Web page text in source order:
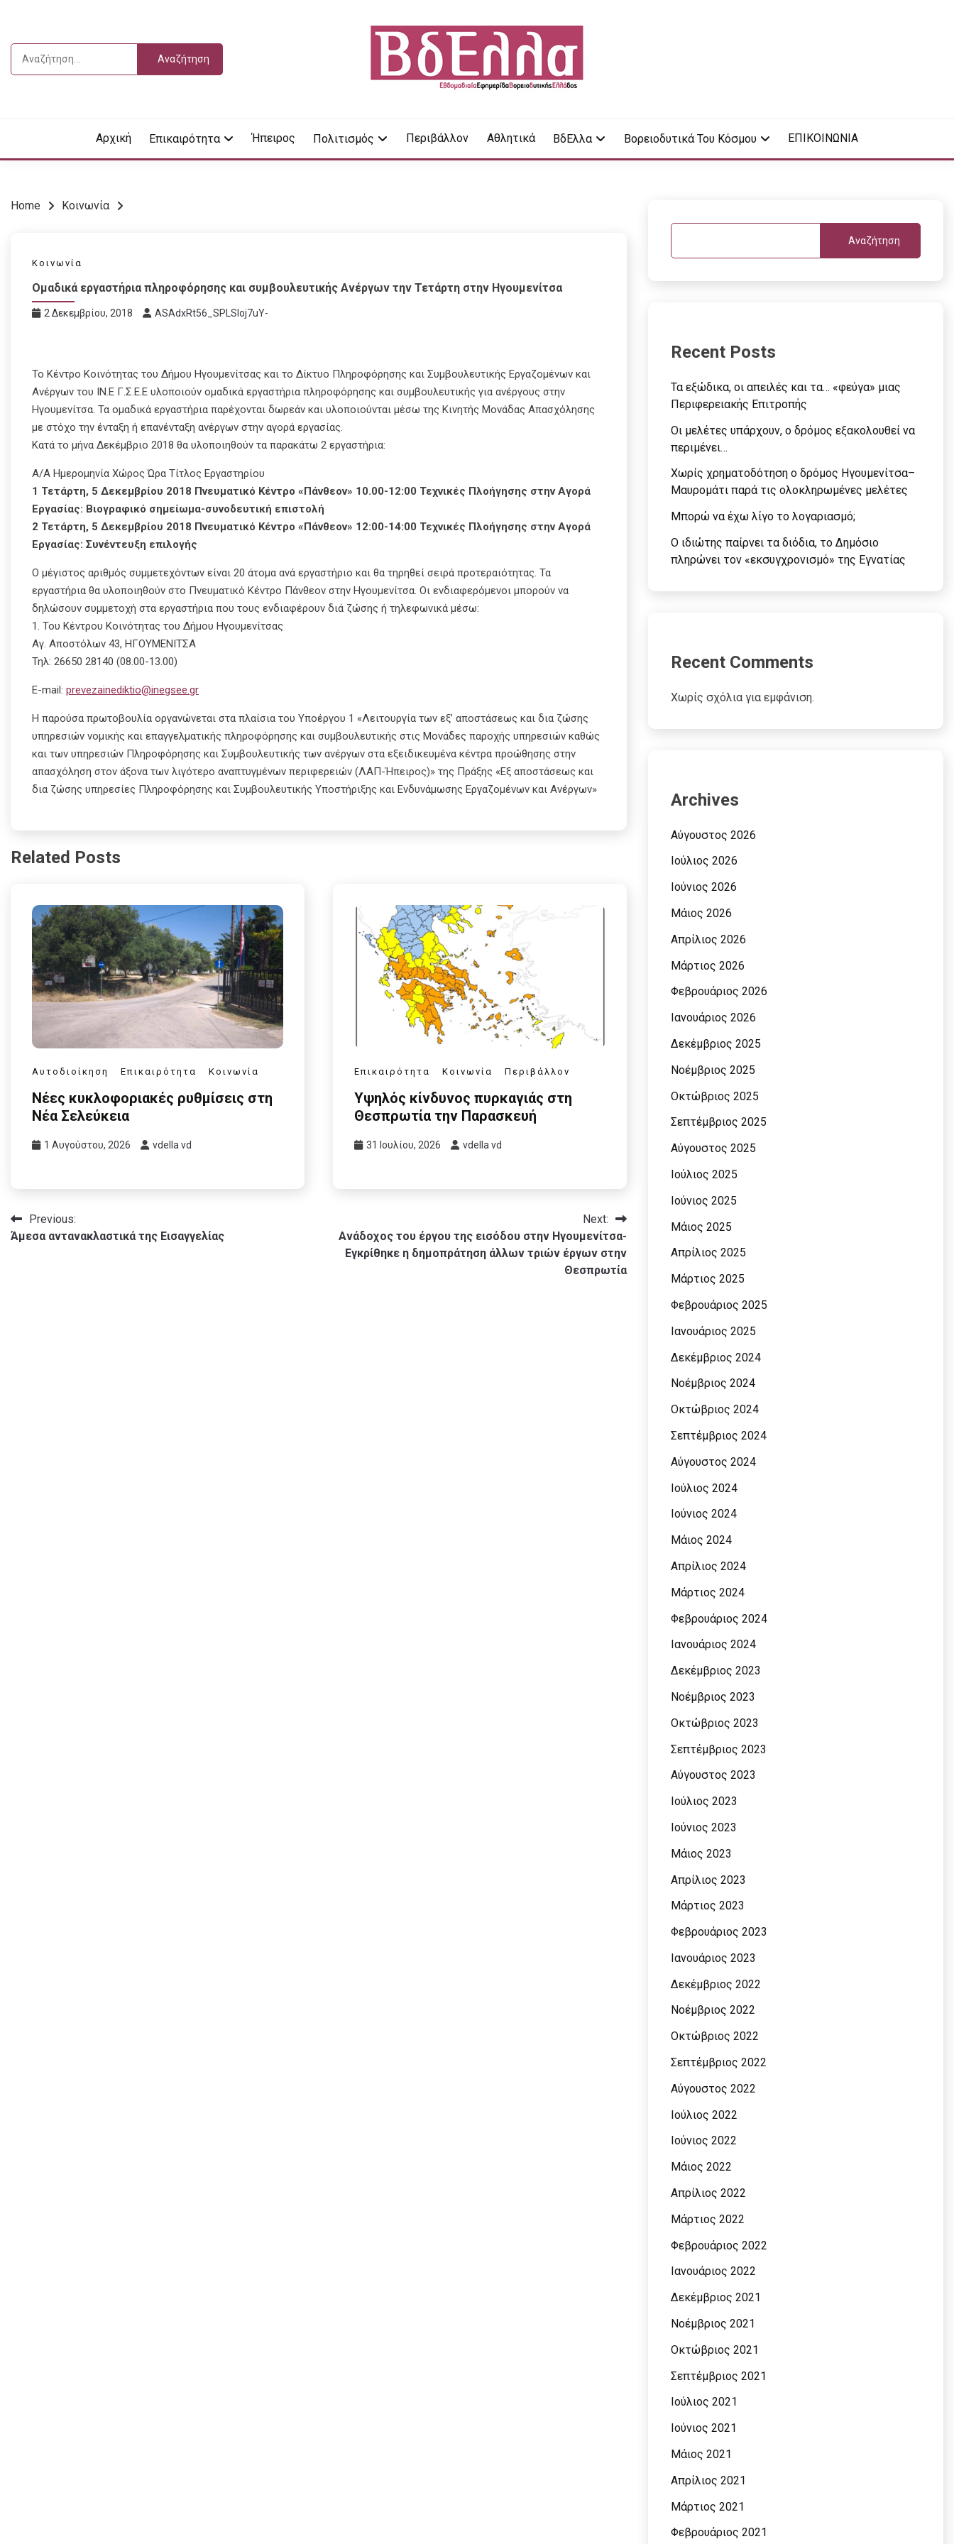
content
Αναζήτηση
Αρχική Επικαιρότητα Ήπειρος Πολιτισμός Περιβάλλον Αθλητικά ΒδΕλλα Βορειοδυτικά Του Κόσμου ΕΠΙΚΟΙΝΩΝΙΑ
Home Κοινωνία
Κοινωνία
Ομαδικά εργαστήρια πληροφόρησης και συμβουλευτικής Ανέργων την Τετάρτη στην Ηγουμενίτσα
2 Δεκεμβρίου, 2018 ASAdxRt56_SPLSIoj7uY-
Το Κέντρο Κοινότητας του Δήμου Ηγουμενίτσας και το Δίκτυο Πληροφόρησης και Συμβουλευτικής Εργαζομένων και
Ανέργων του ΙΝ.Ε Γ.Σ.Ε.Ε υλοποιούν ομαδικά εργαστήρια πληροφόρησης και συμβουλευτικής για ανέργους στην
Ηγουμενίτσα. Τα ομαδικά εργαστήρια παρέχονται δωρεάν και υλοποιούνται μέσω της Κινητής Μονάδας Απασχόλησης
με στόχο την ένταξη ή επανένταξη ανέργων στην αγορά εργασίας.
Κατά το μήνα Δεκέμβριο 2018 θα υλοποιηθούν τα παρακάτω 2 εργαστήρια:
Α/Α Ημερομηνία Χώρος Ώρα Τίτλος Εργαστηρίου
1 Τετάρτη, 5 Δεκεμβρίου 2018 Πνευματικό Κέντρο «Πάνθεον» 10.00-12:00 Τεχνικές Πλοήγησης στην Αγορά
Εργασίας: Βιογραφικό σημείωμα-συνοδευτική επιστολή
2 Τετάρτη, 5 Δεκεμβρίου 2018 Πνευματικό Κέντρο «Πάνθεον» 12:00-14:00 Τεχνικές Πλοήγησης στην Αγορά
Εργασίας: Συνέντευξη επιλογής
Ο μέγιστος αριθμός συμμετεχόντων είναι 20 άτομα ανά εργαστήριο και θα τηρηθεί σειρά προτεραιότητας. Τα
εργαστήρια θα υλοποιηθούν στο Πνευματικό Κέντρο Πάνθεον στην Ηγουμενίτσα. Οι ενδιαφερόμενοι μπορούν να
δηλώσουν συμμετοχή στα εργαστήρια που τους ενδιαφέρουν διά ζώσης ή τηλεφωνικά μέσω:
1. Του Κέντρου Κοινότητας του Δήμου Ηγουμενίτσας
Αγ. Αποστόλων 43, ΗΓΟΥΜΕΝΙΤΣΑ
Τηλ: 26650 28140 (08.00-13.00)
E-mail: prevezainediktio@inegsee.gr
Η παρούσα πρωτοβουλία οργανώνεται στα πλαίσια του Υποέργου 1 «Λειτουργία των εξ’ αποστάσεως και δια ζώσης
υπηρεσιών νομικής και επαγγελματικής πληροφόρησης και συμβουλευτικής στις Μονάδες παροχής υπηρεσιών καθώς
και των υπηρεσιών Πληροφόρησης και Συμβουλευτικής των ανέργων στα εξειδικευμένα κέντρα προώθησης στην
απασχόληση στον άξονα των λιγότερο αναπτυγμένων περιφερειών (ΛΑΠ-Ήπειρος)» της Πράξης «Εξ αποστάσεως και
δια ζώσης υπηρεσίες Πληροφόρησης και Συμβουλευτικής Υποστήριξης και Ενδυνάμωσης Εργαζομένων και Ανέργων»
Related Posts
Αυτοδιοίκηση Επικαιρότητα Κοινωνία
Νέες κυκλοφοριακές ρυθμίσεις στη
Νέα Σελεύκεια
1 Αυγούστου, 2026 vdella vd
Επικαιρότητα Κοινωνία Περιβάλλον
Υψηλός κίνδυνος πυρκαγιάς στη
Θεσπρωτία την Παρασκευή
31 Ιουλίου, 2026 vdella vd
Πλοήγηση
άρθρων
Previous:
Άμεσα αντανακλαστικά της Εισαγγελίας
Next:
Ανάδοχος του έργου της εισόδου στην Ηγουμενίτσα-
Εγκρίθηκε η δημοπράτηση άλλων τριών έργων στην
Θεσπρωτία
Αναζήτηση
Recent Posts
Τα εξώδικα, οι απειλές και τα… «φεύγα» μιας
Περιφερειακής Επιτροπής
Οι μελέτες υπάρχουν, ο δρόμος εξακολουθεί να
περιμένει…
Χωρίς χρηματοδότηση ο δρόμος Ηγουμενίτσα–
Μαυρομάτι παρά τις ολοκληρωμένες μελέτες
Μπορώ να έχω λίγο το λογαριασμό;
Ο ιδιώτης παίρνει τα διόδια, το Δημόσιο
πληρώνει τον «εκσυγχρονισμό» της Εγνατίας
Recent Comments
Χωρίς σχόλια για εμφάνιση.
Archives
Αύγουστος 2026
Ιούλιος 2026
Ιούνιος 2026
Μάιος 2026
Απρίλιος 2026
Μάρτιος 2026
Φεβρουάριος 2026
Ιανουάριος 2026
Δεκέμβριος 2025
Νοέμβριος 2025
Οκτώβριος 2025
Σεπτέμβριος 2025
Αύγουστος 2025
Ιούλιος 2025
Ιούνιος 2025
Μάιος 2025
Απρίλιος 2025
Μάρτιος 2025
Φεβρουάριος 2025
Ιανουάριος 2025
Δεκέμβριος 2024
Νοέμβριος 2024
Οκτώβριος 2024
Σεπτέμβριος 2024
Αύγουστος 2024
Ιούλιος 2024
Ιούνιος 2024
Μάιος 2024
Απρίλιος 2024
Μάρτιος 2024
Φεβρουάριος 2024
Ιανουάριος 2024
Δεκέμβριος 2023
Νοέμβριος 2023
Οκτώβριος 2023
Σεπτέμβριος 2023
Αύγουστος 2023
Ιούλιος 2023
Ιούνιος 2023
Μάιος 2023
Απρίλιος 2023
Μάρτιος 2023
Φεβρουάριος 2023
Ιανουάριος 2023
Δεκέμβριος 2022
Νοέμβριος 2022
Οκτώβριος 2022
Σεπτέμβριος 2022
Αύγουστος 2022
Ιούλιος 2022
Ιούνιος 2022
Μάιος 2022
Απρίλιος 2022
Μάρτιος 2022
Φεβρουάριος 2022
Ιανουάριος 2022
Δεκέμβριος 2021
Νοέμβριος 2021
Οκτώβριος 2021
Σεπτέμβριος 2021
Ιούλιος 2021
Ιούνιος 2021
Μάιος 2021
Απρίλιος 2021
Μάρτιος 2021
Φεβρουάριος 2021